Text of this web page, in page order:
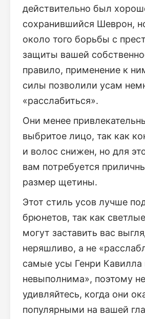
действительно был
сохранившийся Шеврон,
около того борьбы с
защиты вашей
правило, применение к
силы позволили усам
«расслабиться».
Они менее
выбритое лицо, так как
и волос снижен, но для
вам потребуется
размер щетины.
Этот стиль усов лучше
брюнетов, так как
могут заставить вас
неряшливо, а не
самые усы Генри Кавилла
невыполнима», поэтому не
удивляйтесь, когда они
популярными на вашей